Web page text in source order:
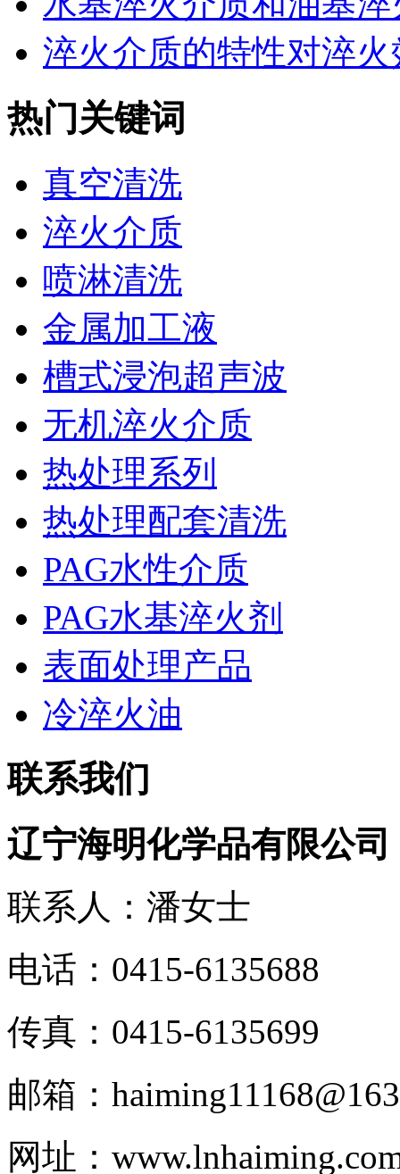
淬火介质的特性对淬火
热门关键词
真空清洗
淬火介质
喷淋清洗
金属加工液
槽式浸泡超声波
无机淬火介质
热处理系列
热处理配套清洗
PAG水性介质
PAG水基淬火剂
表面处理产品
冷淬火油
联系我们
辽宁海明化学品有限公司
联系人：潘女士
电话：0415-6135688
传真：0415-6135699
邮箱：
网址：